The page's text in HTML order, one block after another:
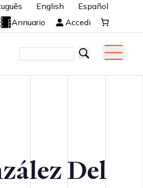
English
Español
Annuario Accedi
Del